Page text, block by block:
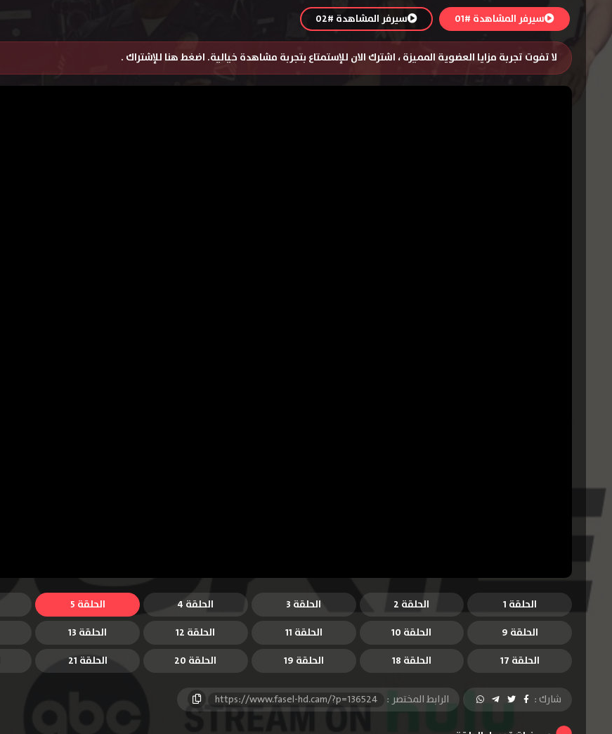
سيرفر المشاهدة #01 سيرفر المشاهدة #02
لا تفوت تجربة مزايا العضوية المميزة ، اشترك الان للإستمتاع بتجربة مشاهدة خيالية. اضغط هنا للإشتراك .
الحلقة 1 الحلقة 2 الحلقة 3 الحلقة 4 الحلقة 5
الحلقة 9
الحلقة 10 الحلقة 11 الحلقة 12 الحلقة 13
الحلقة 17
الحلقة 18 الحلقة 19 الحلقة 20 الحلقة 21
شارك : الرابط المختصر : https://www.fasel-hd.cam/?p=136524